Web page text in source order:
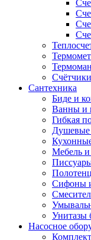
Сантехника
Биде и
Ванны и
Гибкая
Душевые
Мебель и
Сифоны
Унитазы
Насосное